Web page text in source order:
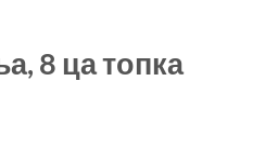
8 ца топка